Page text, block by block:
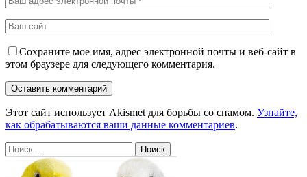
Сохраните мое имя, адрес электронной почты и веб-сайт в
этом браузере для следующего комментария.
Этот сайт использует Akismet для борьбы со спамом. Узнайте,
как обрабатываются ваши данные комментариев.